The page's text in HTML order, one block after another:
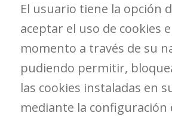
El usuario tiene la opción
aceptar el uso de cookies
momento a través de su
pudiendo permitir,
las cookies instaladas en
mediante la configuración